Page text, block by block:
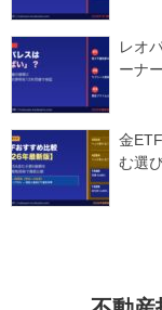
レオ
ーナ
金
む選